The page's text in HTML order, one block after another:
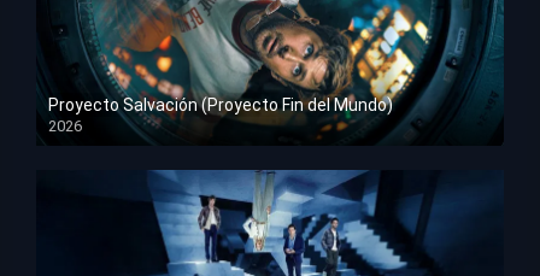
Proyecto Salvación (Proyecto Fin del Mundo)
2026
HD 1080p